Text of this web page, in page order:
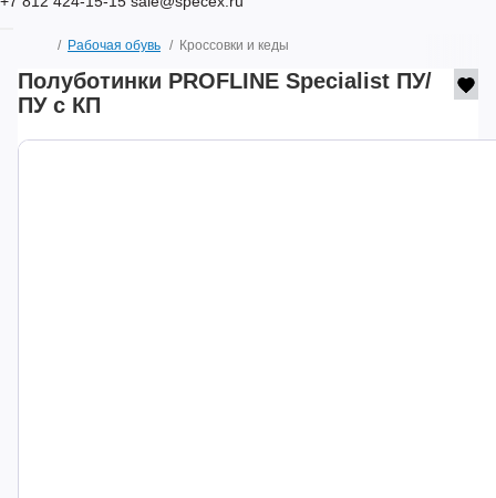
Рабочая обувь Кроссовки и кеды
Полуботинки PROFLINE Specialist ПУ/
ПУ с КП